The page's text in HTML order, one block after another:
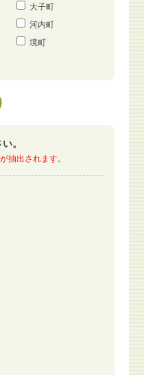
大子町
河内町
境町
。
抽出されます。